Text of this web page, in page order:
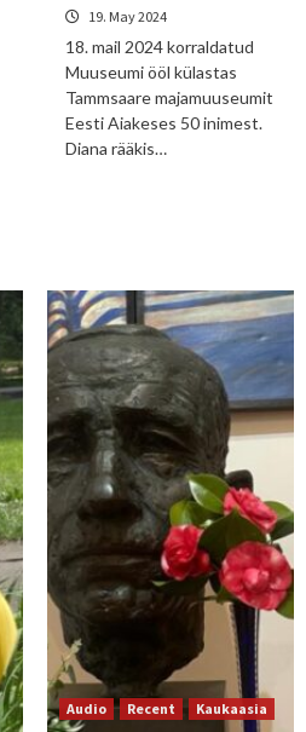
19. May 2024
18. mail 2024 korraldatud
Muuseumi ööl külastas
Tammsaare majamuuseumit
Eesti Aiakeses 50 inimest.
Diana rääkis…
Audio Recent Kaukaasia